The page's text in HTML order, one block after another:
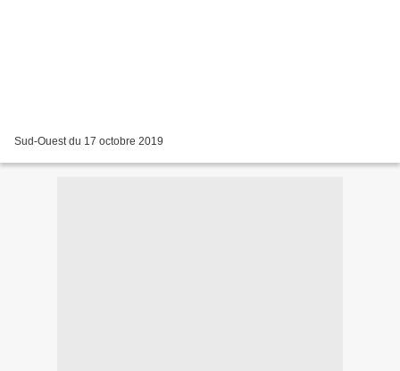
Sud-Ouest du 17 octobre 2019